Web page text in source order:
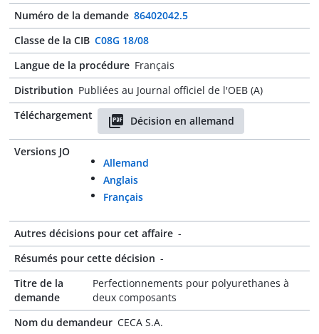
Numéro de la demande 86402042.5
Classe de la CIB C08G 18/08
Langue de la procédure Français
Distribution Publiées au Journal officiel de l'OEB (A)
Téléchargement
Décision en allemand
Versions JO
Allemand
Anglais
Français
Autres décisions pour cet affaire -
Résumés pour cette décision -
Titre de la
demande
Perfectionnements pour polyurethanes à
deux composants
Nom du demandeur CECA S.A.